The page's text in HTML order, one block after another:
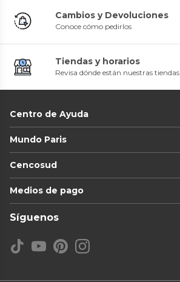
Cambios y Devoluciones
Conoce cómo pedirlos
Tiendas y horarios
Revisa dónde están nuestras tiendas
Centro de Ayuda
Mundo Paris
Cencosud
Medios de pago
Síguenos